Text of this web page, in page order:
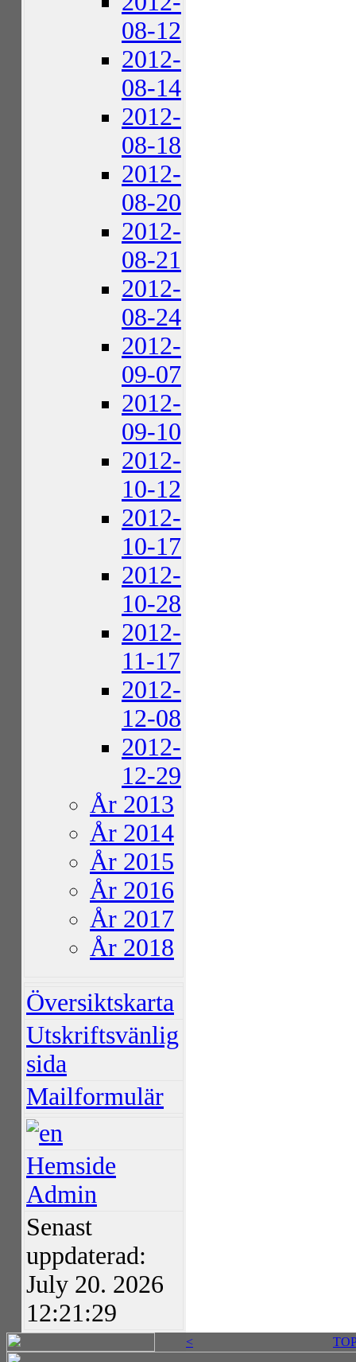
08-12
2012-
08-14
2012-
08-18
2012-
08-20
2012-
08-21
2012-
08-24
2012-
09-07
2012-
09-10
2012-
10-12
2012-
10-17
2012-
10-28
2012-
11-17
2012-
12-08
2012-
12-29
År 2013
År 2014
År 2015
År 2016
År 2017
År 2018
Översiktskarta
Utskriftsvänlig
sida
Mailformulär
Hemside
Admin
Senast
uppdaterad:
July 20. 2026
12:21:29
<